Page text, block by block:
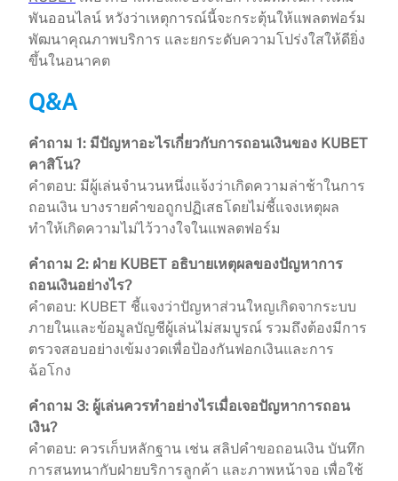
พันออนไลน์ หวังว่าเหตุการณ์นี้จะกระตุ้นให้แพลตฟอร์ม
พัฒนาคุณภาพบริการ และยกระดับความโปร่งใสให้ดียิ่ง
ขึ้นในอนาคต
Q&A
คำถาม 1: มีปัญหาอะไรเกี่ยวกับการถอนเงินของ KUBET
คาสิโน?
คำตอบ: มีผู้เล่นจำนวนหนึ่งแจ้งว่าเกิดความล่าช้าในการ
ถอนเงิน บางรายคำขอถูกปฏิเสธโดยไม่ชี้แจงเหตุผล
ทำให้เกิดความไม่ไว้วางใจในแพลตฟอร์ม
คำถาม 2: ฝ่าย KUBET อธิบายเหตุผลของปัญหาการ
ถอนเงินอย่างไร?
คำตอบ: KUBET ชี้แจงว่าปัญหาส่วนใหญเกิดจากระบบ
ภายในและข้อมูลบัญชีผู้เล่นไม่สมบูรณ์ รวมถึงต้องมีการ
ตรวจสอบอย่างเข้มงวดเพื่อป้องกันฟอกเงินและการ
ฉ้อโกง
คำถาม 3: ผู้เล่นควรทำอย่างไรเมื่อเจอปัญหาการถอน
เงิน?
คำตอบ: ควรเก็บหลักฐาน เช่น สลิปคำขอถอนเงิน บันทึก
การสนทนากับฝ่ายบริการลูกค้า และภาพหน้าจอ เพื่อใช้